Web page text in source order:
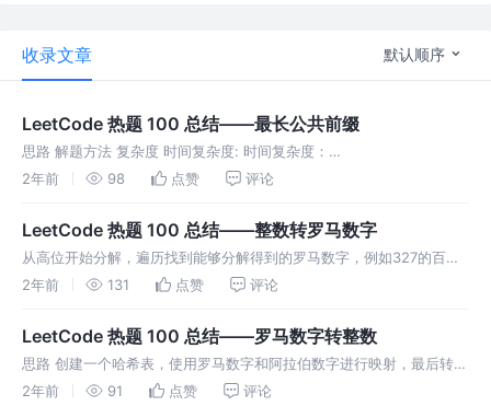
收录文章 默认顺序
LeetCode 热题 100 总结——最长公共前缀
思路 解题方法 复杂度 时间复杂度: 时间复杂度：
O(n∗m∗log(n))O(nmlog(n))O(n∗m∗log(n))。这里的n是字符串数组的
2年前 98 点赞 评论
LeetCode 热题 100 总结——整数转罗马数字
从高位开始分解，遍历找到能够分解得到的罗马数字，例如327的百
位，然后拼接一个100对应的C，同时减去已映射的值，高位第一位分解
2年前 131 点赞 评论
LeetCode 热题 100 总结——罗马数字转整数
思路 创建一个哈希表，使用罗马数字和阿拉伯数字进行映射，最后转换
为阿拉伯数字之后再相加即可 解题方法
2年前 91 点赞 评论